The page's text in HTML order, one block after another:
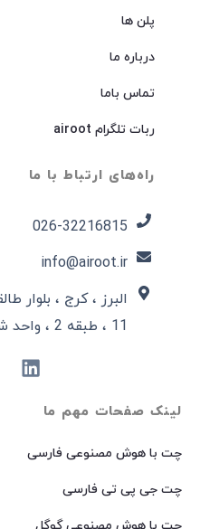
لینک صفحات مهم ما
چت با هوش مصنوعی فارسی
چت جی پی تی فارسی
پلن ها
درباره ما
تماس باما
ربات تلگرام airoot
راه‌های ارتباط با ما
026-32216815​
info@airoot.ir
البرز ، کرج ، بلوار
11 ، طبقه 2 ، واحد شرقی